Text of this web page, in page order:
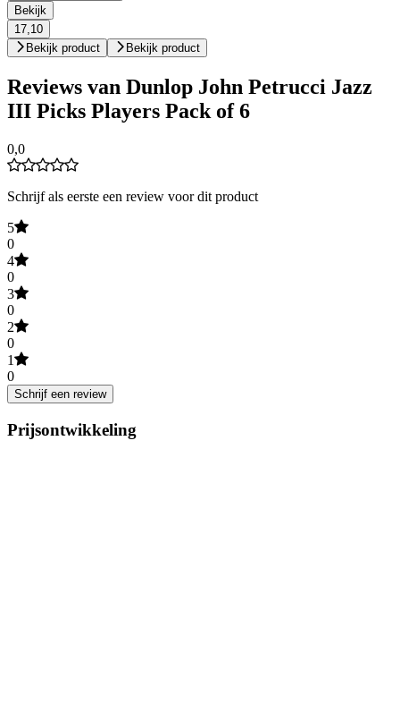
Bekijk
17,10
Bekijk product
Bekijk product
Reviews van Dunlop John Petrucci Jazz
III Picks Players Pack of 6
0,0
Schrijf als eerste een review voor dit product
5
0
4
0
3
0
2
0
1
0
Schrijf een review
Prijsontwikkeling